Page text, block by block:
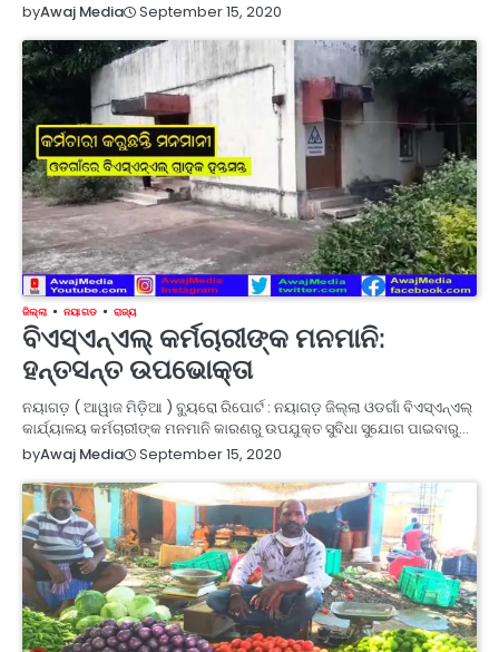
byAwaj Media September 15, 2020
ଜିଲ୍ଲା ନୟାଗଡ ରାଜ୍ୟ
ବିଏସ୍ଏନ୍ଏଲ୍ କର୍ମଚାରୀଙ୍କ ମନମାନି:
ହନ୍ତସନ୍ତ ଉପଭୋକ୍ତା
ନୟାଗଡ଼ ( ଆୱାଜ ମିଡ଼ିଆ ) ବ୍ୟୁରୋ ରିପୋର୍ଟ : ନୟାଗଡ଼ ଜିଲ୍ଲା ଓଡଗାଁ ବିଏସ୍ଏନ୍ଏଲ୍
କାର୍ଯ୍ୟାଳୟ କର୍ମଚାରୀଙ୍କ ମନମାନି କାରଣରୁ ଉପଯୁକ୍ତ ସୁବିଧା ସୁଯୋଗ ପାଇବାରୁ…
byAwaj Media September 15, 2020